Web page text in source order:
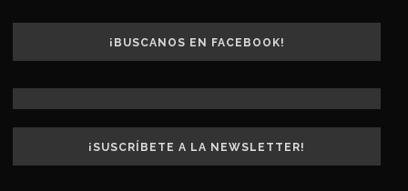
¡BUSCANOS EN FACEBOOK!
¡SUSCRÍBETE A LA NEWSLETTER!